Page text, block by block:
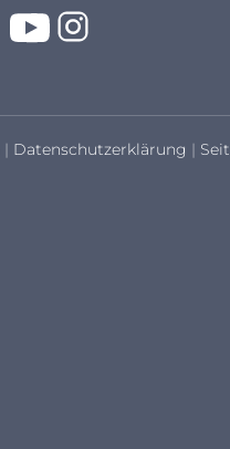
| Datenschutzerklärung |